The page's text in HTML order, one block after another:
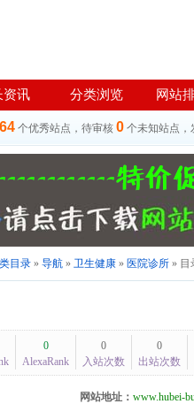
资讯 分类浏览 网站
个优秀站点，待审核 0 个未知站点，
目录 » 导航 » 卫生健康 » 医院诊所 » 目
0
AlexaRank
0
入站次数
0
出站次数
网站地址： www.hubei-